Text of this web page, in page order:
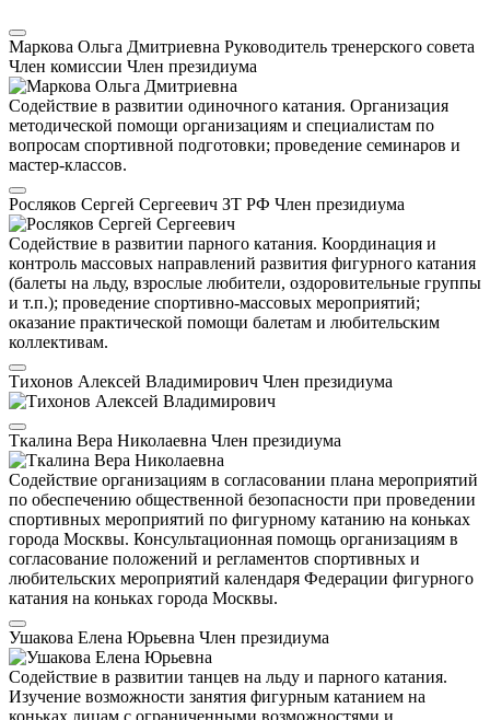
Маркова Ольга Дмитриевна Руководитель тренерского совета
Член комиссии Член президиума
Содействие в развитии одиночного катания. Организация
методической помощи организациям и специалистам по
вопросам спортивной подготовки; проведение семинаров и
мастер-классов.
Росляков Сергей Сергеевич ЗТ РФ Член президиума
Содействие в развитии парного катания. Координация и
контроль массовых направлений развития фигурного катания
(балеты на льду, взрослые любители, оздоровительные группы
и т.п.); проведение спортивно-массовых мероприятий;
оказание практической помощи балетам и любительским
коллективам.
Тихонов Алексей Владимирович Член президиума
Ткалина Вера Николаевна Член президиума
Содействие организациям в согласовании плана мероприятий
по обеспечению общественной безопасности при проведении
спортивных мероприятий по фигурному катанию на коньках
города Москвы. Консультационная помощь организациям в
согласование положений и регламентов спортивных и
любительских мероприятий календаря Федерации фигурного
катания на коньках города Москвы.
Ушакова Елена Юрьевна Член президиума
Содействие в развитии танцев на льду и парного катания.
Изучение возможности занятия фигурным катанием на
коньках лицам с ограниченными возможностями и